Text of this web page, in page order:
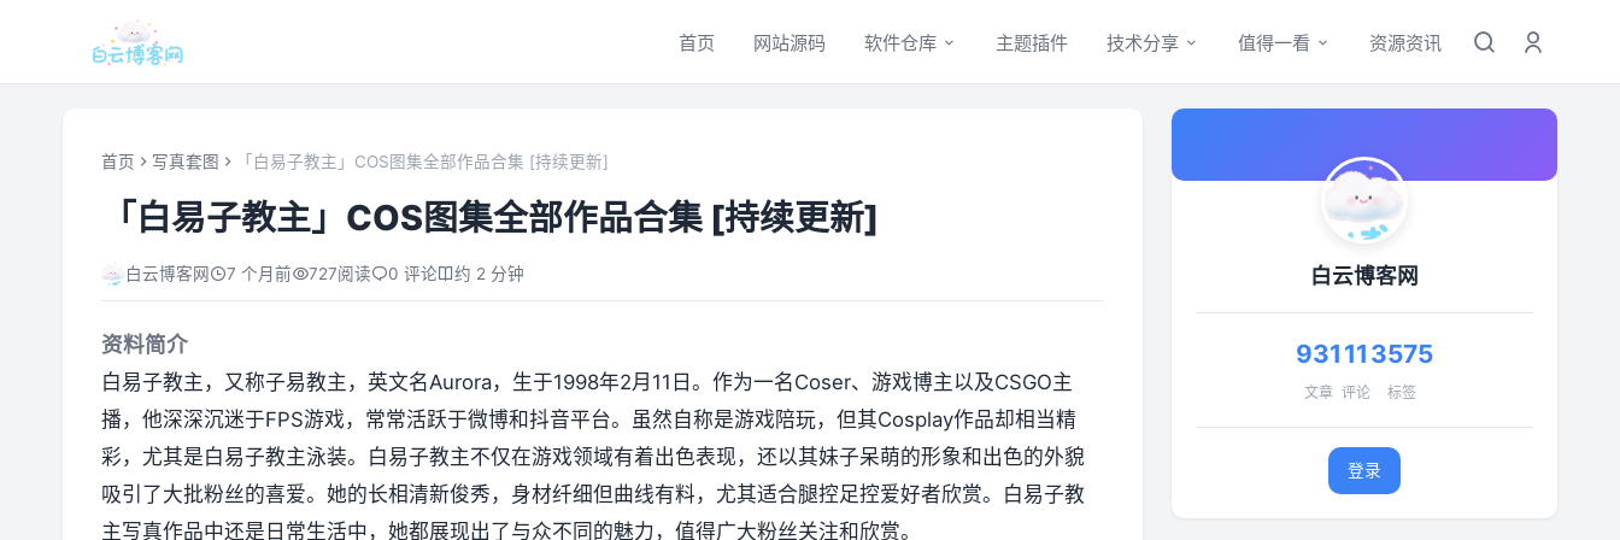
首页 网站源码 软件仓库 主题插件 技术分享 值得一看 资源资讯
首页 写真套图 「白易子教主」COS图集全部作品合集 [持续更新]
「白易子教主」COS图集全部作品合集 [持续更新]
白云博客网 7 个月前 727阅读 0 评论 约 2 分钟
资料简介
白易子教主，又称子易教主，英文名Aurora，生于1998年2月11日。作为一名Coser、游戏博主以及CSGO主
播，他深深沉迷于FPS游戏，常常活跃于微博和抖音平台。虽然自称是游戏陪玩，但其Cosplay作品却相当精
彩，尤其是白易子教主泳装。白易子教主不仅在游戏领域有着出色表现，还以其妹子呆萌的形象和出色的外貌
吸引了大批粉丝的喜爱。她的长相清新俊秀，身材纤细但曲线有料，尤其适合腿控足控爱好者欣赏。白易子教
主写真作品中还是日常生活中，她都展现出了与众不同的魅力，值得广大粉丝关注和欣赏。
白云博客网
931
文章
11
评论
3575
标签
登录